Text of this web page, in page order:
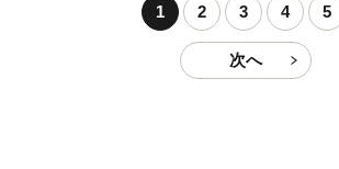
1 2 3 4 5
次へ